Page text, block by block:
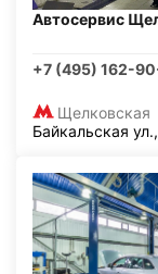
Автосервис
+7 (495) 162-
Щелковская
Байкальская